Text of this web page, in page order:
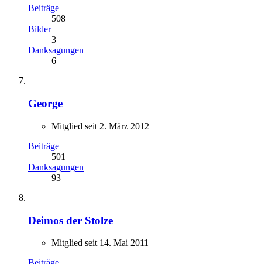
Beiträge
508
Bilder
3
Danksagungen
6
George
Mitglied seit 2. März 2012
Beiträge
501
Danksagungen
93
Deimos der Stolze
Mitglied seit 14. Mai 2011